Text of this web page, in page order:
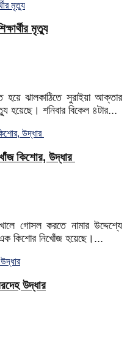
মৃত্যু
হয়ে ঝালকাঠিতে সুরাইয়া আক্তার
হয়েছে। শনিবার বিকেল ৪টার...
কিশোর, উদ্ধার
গোসল করতে নামার উদ্দেশ্যে
কিশোর নিখোঁজ হয়েছে।...
উদ্ধার